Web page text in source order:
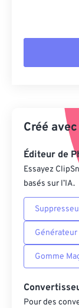
Créé avec
Éditeur de
Essayez
basés sur l’IA.
Générateur
Gomme
Pour des